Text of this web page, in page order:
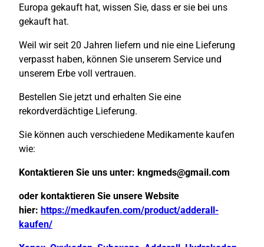
Europa gekauft hat, wissen Sie, dass er sie bei uns
gekauft hat.
Weil wir seit 20 Jahren liefern und nie eine Lieferung
verpasst haben, können Sie unserem Service und
unserem Erbe voll vertrauen.
Bestellen Sie jetzt und erhalten Sie eine
rekordverdächtige Lieferung.
Sie können auch verschiedene Medikamente kaufen
wie:
Kontaktieren Sie uns unter: kngmeds@gmail.com
oder kontaktieren Sie unsere Website
hier: https://medkaufen.com/product/adderall-
kaufen/